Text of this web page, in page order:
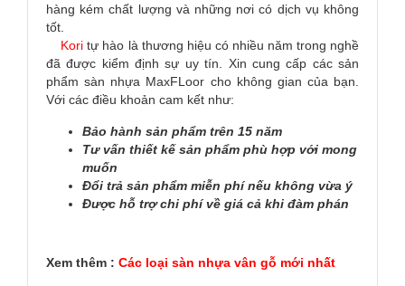
hàng kém chất lượng và những nơi có dịch vụ không
tốt.
Kori tự hào là thương hiệu có nhiều năm trong nghề
đã được kiểm định sự uy tín. Xin cung cấp các sản
phẩm sàn nhựa MaxFLoor cho không gian của bạn.
Với các điều khoản cam kết như:
Bảo hành sản phẩm trên 15 năm
Tư vấn thiết kế sản phẩm phù hợp với mong
muốn
Đổi trả sản phẩm miễn phí nếu không vừa ý
Được hỗ trợ chi phí về giá cả khi đàm phán
Xem thêm : Các loại sàn nhựa vân gỗ mới nhất